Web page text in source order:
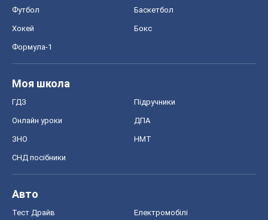
Футбол Баскетбол
Хокей Бокс
Формула-1
Моя школа
ГДЗ Підручники
Онлайн уроки ДПА
ЗНО НМТ
СНД посібники
Авто
Тест Драйв Електромобілі